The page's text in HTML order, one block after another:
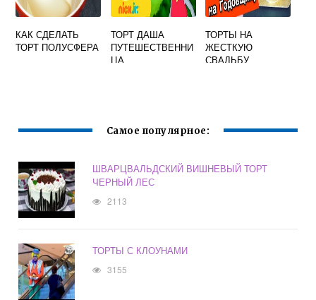
КАК СДЕЛАТЬ
ТОРТ ПОЛУСФЕРА
ТОРТ ДАША
ПУТЕШЕСТВЕННИ
ЦА
ТОРТЫ НА
ЖЕСТКУЮ
СВАДЬБУ
Самое популярное:
ШВАРЦВАЛЬДСКИЙ ВИШНЕВЫЙ ТОРТ
ЧЕРНЫЙ ЛЕС
2113
ТОРТЫ С КЛОУНАМИ
3155